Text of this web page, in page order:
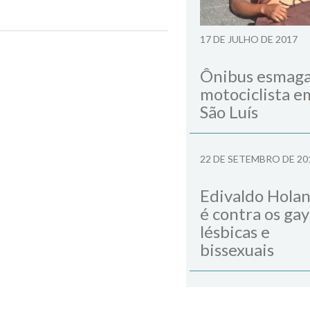
17 DE JULHO DE 2017
Ônibus
motociclista
São Luís
22 DE SETEMBRO DE
Edivaldo
é contra os
lésbicas e
bissexuais